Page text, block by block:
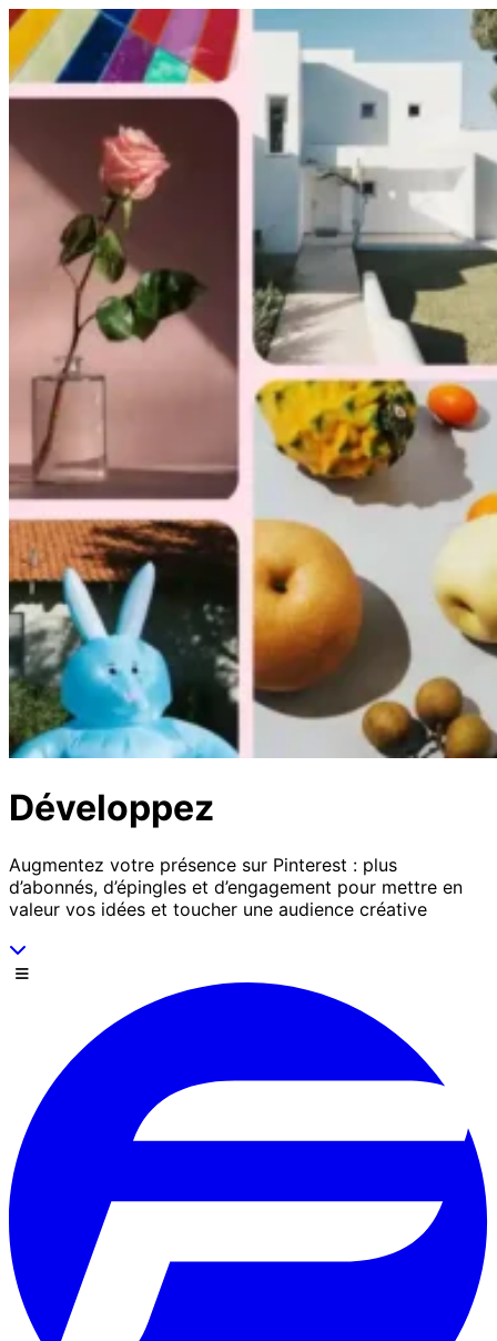
Passer au contenu
Développez
Augmentez votre présence sur Pinterest : plus
d’abonnés, d’épingles et d’engagement pour mettre en
valeur vos idées et toucher une audience créative
Descends